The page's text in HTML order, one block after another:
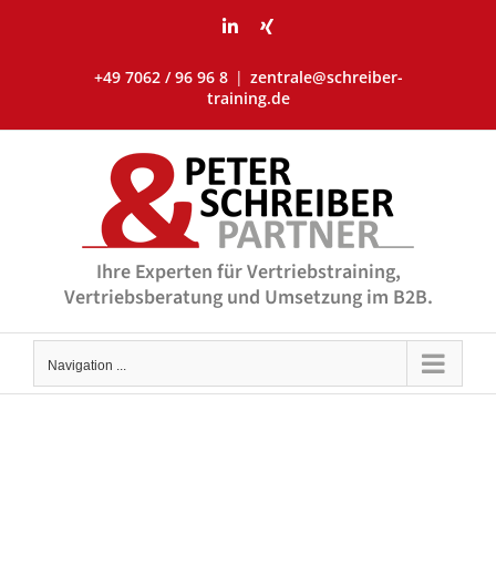
LinkedIn
Xing
+49 7062 / 96 96 8 | zentrale@schreiber-
training.de
Ihre Experten für Vertriebstraining,
Vertriebsberatung und Umsetzung im B2B.
Navigation ...